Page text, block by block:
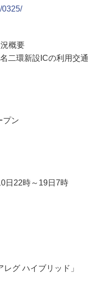
0325/
概要
二環新設ICの利用交通
プン
日22時～19日7時
グ ハイブリッド」